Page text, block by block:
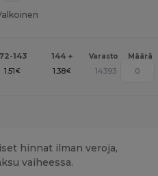
72-143 144 + Varasto Määrä
1.51 € 1.38€ 14393
hinnat ilman veroja,
vaiheessa.